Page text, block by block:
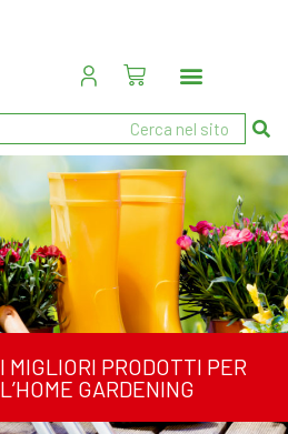
I MIGLIORI PRODOTTI PER
L’HOME GARDENING